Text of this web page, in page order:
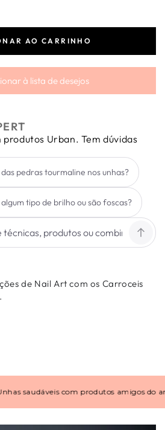
AO CARRINHO
à lista de desejos
produtos Urban. Tem dúvidas
pedras tourmaline nos unhas?
tipo de brilho ou são foscas?
de Nail Art com os Carroceis
saudáveis com produtos amigos do